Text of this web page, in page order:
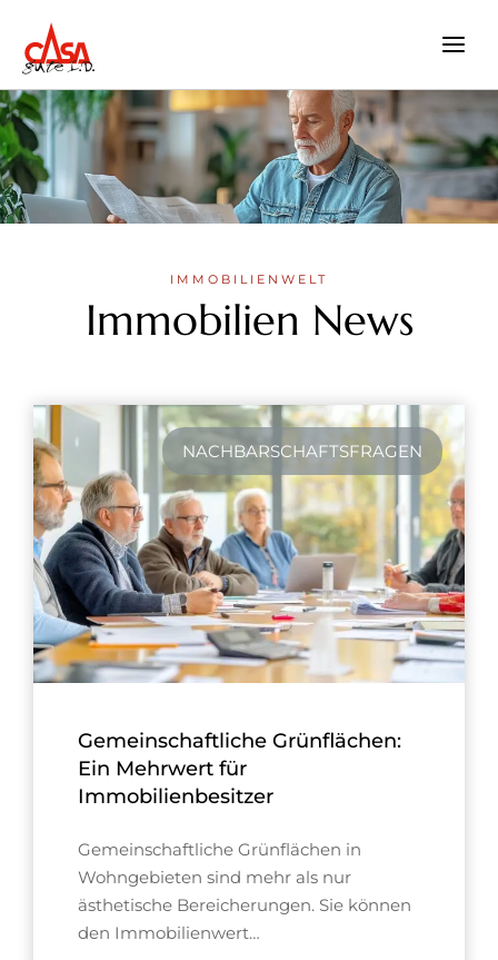
Inhalt
springen
IMMOBILIENWELT
Immobilien News
NACHBARSCHAFTSFRAGEN
Gemeinschaftliche Grünflächen:
Ein Mehrwert für
Immobilienbesitzer
Gemeinschaftliche Grünflächen in
Wohngebieten sind mehr als nur
ästhetische Bereicherungen. Sie können
den Immobilienwert…